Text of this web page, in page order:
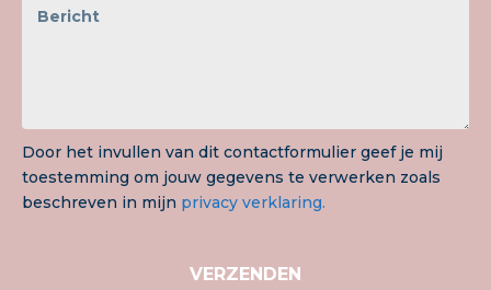
Door het invullen van dit contactformulier geef je mij
toestemming om jouw gegevens te verwerken zoals
beschreven in mijn privacy verklaring.
VERZENDEN